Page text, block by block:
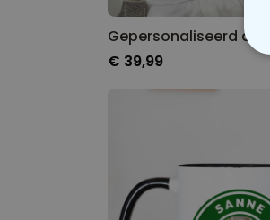
€ 39,99